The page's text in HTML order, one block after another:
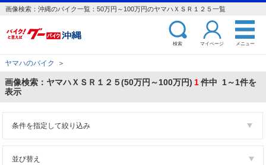
画像検索：沖縄のバイク一覧：50万円～100万円のヤマハＸＳＲ１２５一覧
検索 マイページ メニュー
ヤマハのバイク ＞
画像検索：ヤマハＸＳＲ１２５(50万円～100万円) 1件中 1～1件を
表示
条件を指定して絞り込み
並び替え